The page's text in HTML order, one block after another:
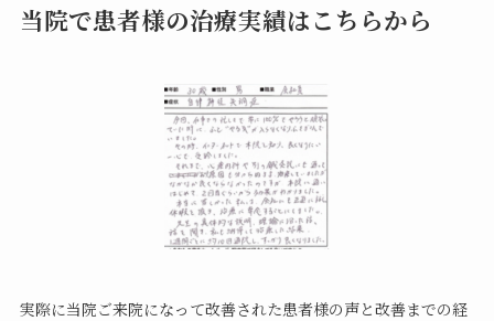
当院で患者様の治療実績はこちらから
実際に当院ご来院になって改善された患者様の声と改善までの経